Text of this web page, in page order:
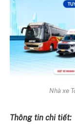
Nhà xe
Thông tin chi tiết: